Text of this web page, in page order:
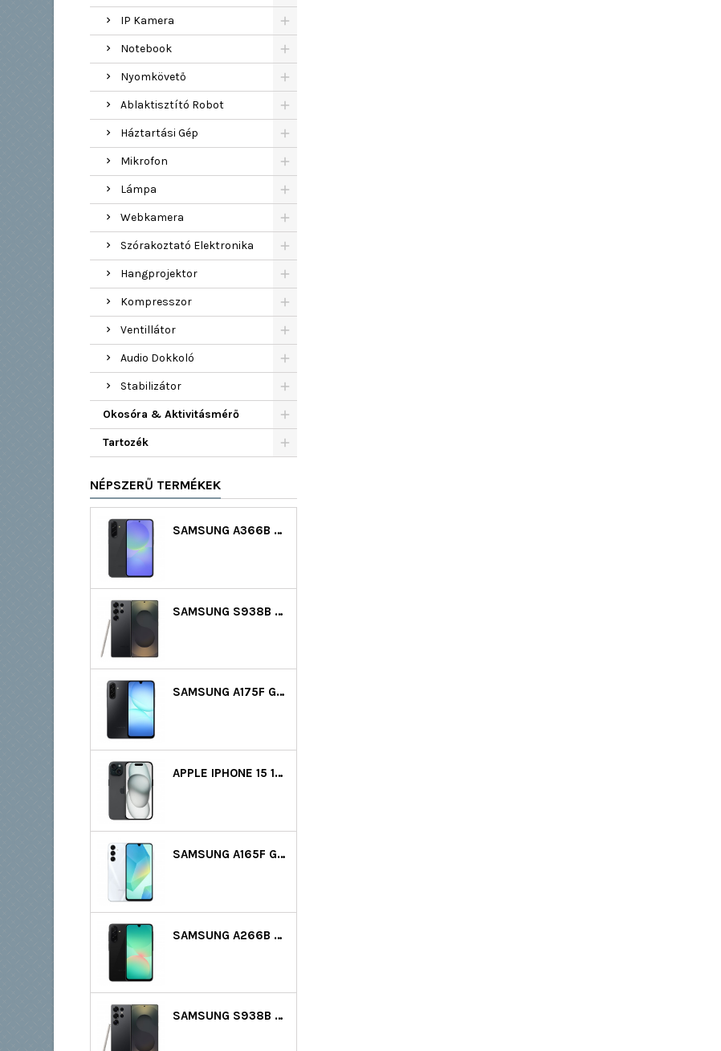
IP Kamera
Notebook
Nyomkövető
Ablaktisztító Robot
Háztartási Gép
Mikrofon
Lámpa
Webkamera
Szórakoztató Elektronika
Hangprojektor
Kompresszor
Ventillátor
Audio Dokkoló
Stabilizátor
Okosóra & Aktivitásmérő
Tartozék
NÉPSZERŰ TERMÉKEK
SAMSUNG A366B GALAXY A36 5G DS 128GB (6GB RAM) - FEKETE
SAMSUNG S938B GALAXY S25 ULTRA 5G DS 256GB (12GB RAM) - FEKETE
SAMSUNG A175F GALAXY A17 LTE DS 128GB (4GB RAM) - FEKETE
APPLE IPHONE 15 128GB - FEKETE GYÁRTÓI GARANCIA
SAMSUNG A165F GALAXY A16 LTE DS 128GB (4GB RAM) - VILÁGOSSZÜRKE
SAMSUNG A266B GALAXY A26 5G DS 128GB (6GB RAM) - FEKETE
SAMSUNG S938B GALAXY S25 ULTRA 5G DS 512GB (12GB RAM) - FEKETE